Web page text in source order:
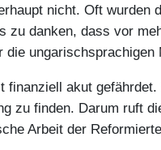
nicht. Oft wurden
zu danken, dass vor
die
finanziell akut
zu finden. Darum ruft
Arbeit der